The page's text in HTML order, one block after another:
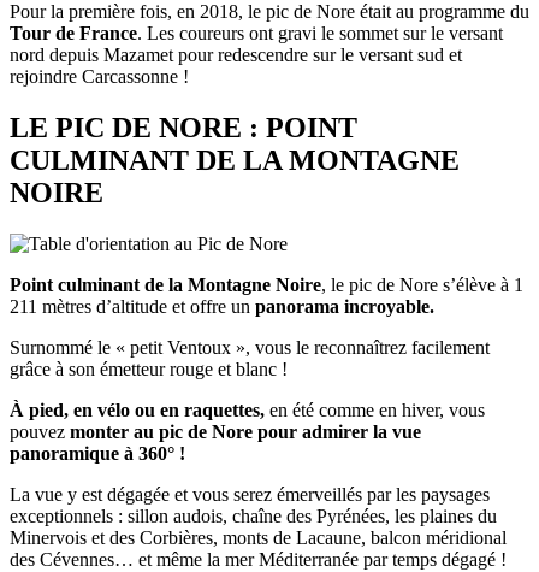
Pour la première fois, en 2018, le pic de Nore était au programme du
Tour de France. Les coureurs ont gravi le sommet sur le versant
nord depuis Mazamet pour redescendre sur le versant sud et
rejoindre Carcassonne !
LE PIC DE NORE : POINT
CULMINANT DE LA MONTAGNE
NOIRE
Point culminant de la Montagne Noire, le pic de Nore s’élève à 1
211 mètres d’altitude et offre un panorama incroyable.
Surnommé le « petit Ventoux », vous le reconnaîtrez facilement
grâce à son émetteur rouge et blanc !
À pied, en vélo ou en raquettes, en été comme en hiver, vous
pouvez monter au pic de Nore pour admirer la vue
panoramique à 360° !
La vue y est dégagée et vous serez émerveillés par les paysages
exceptionnels : sillon audois, chaîne des Pyrénées, les plaines du
Minervois et des Corbières, monts de Lacaune, balcon méridional
des Cévennes… et même la mer Méditerranée par temps dégagé !